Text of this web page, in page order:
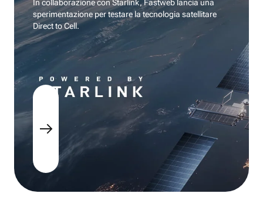
In collaborazione con Starlink, Fastweb lancia una
sperimentazione per testare la tecnologia satellitare
Direct to Cell.